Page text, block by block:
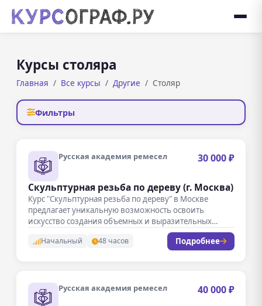
Курсы столяра
Главная Все курсы Другие Столяр
Фильтры
Русская академия ремесел 30 000 ₽
Скульптурная резьба по дереву (г. Москва)
Курс "Скульптурная резьба по дереву" в Москве
предлагает уникальную возможность освоить
искусство создания объемных и выразительных
Начальный 48 часов Подробнее
Русская академия ремесел 40 000 ₽